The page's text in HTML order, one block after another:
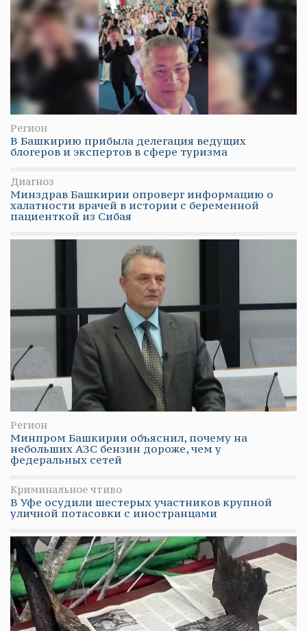
Регион
В Башкирию прибыла делегация ведущих
блогеров и экспертов в сфере туризма
Диагноз
Минздрав Башкирии опроверг информацию о
халатности врачей в истории с беременной
пациенткой из Сибая
Регион
Минпром Башкирии объяснил, почему на
небольших АЗС бензин дороже, чем у
федеральных сетей
Криминальное чтиво
В Уфе осудили шестерых участников крупной
уличной потасовки с иностранцами